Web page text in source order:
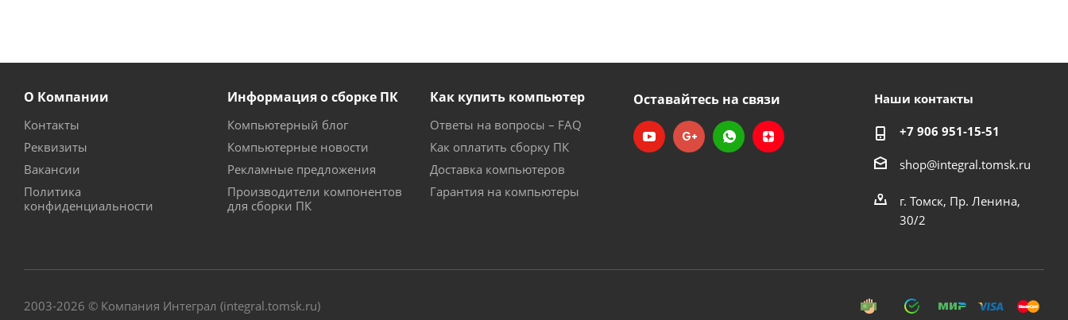
О Компании
Контакты
Реквизиты
Вакансии
Политика
конфиденциальности
Информация о сборке ПК
Компьютерный блог
Компьютерные новости
Рекламные предложения
Производители компонентов
для сборки ПК
Как купить компьютер
Ответы на вопросы – FAQ
Как оплатить сборку ПК
Доставка компьютеров
Гарантия на компьютеры
Оставайтесь на связи Наши контакты
+7 906 951-15-51
shop@integral.tomsk.ru
г. Томск, Пр. Ленина,
30/2
2003-2026 © Компания Интеграл (integral.tomsk.ru)